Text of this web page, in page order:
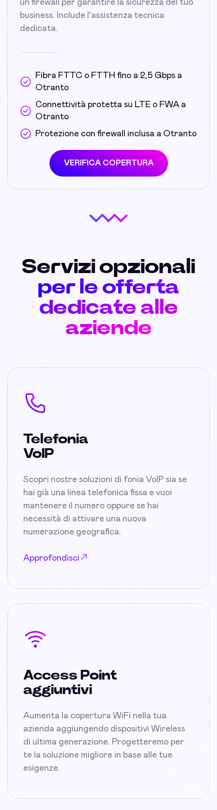
un firewall per garantire la sicurezza del tuo
business. Include l'assistenza tecnica
dedicata.
Fibra FTTC o FTTH fino a 2,5 Gbps a
Otranto
Connettività protetta su LTE o FWA a
Otranto
Protezione con firewall inclusa a Otranto
VERIFICA COPERTURA
Servizi opzionali
per le offerta
dedicate alle
aziende
Telefonia
VoIP
Scopri nostre soluzioni di fonia VoIP sia se
hai già una linea telefonica fissa e vuoi
mantenere il numero oppure se hai
necessità di attivare una nuova
numerazione geografica.
Approfondisci
Access Point
aggiuntivi
Aumenta la copertura WiFi nella tua
azienda aggiungendo dispositivi Wireless
di ultima generazione. Progetteremo per
te la soluzione migliore in base alle tue
esigenze.